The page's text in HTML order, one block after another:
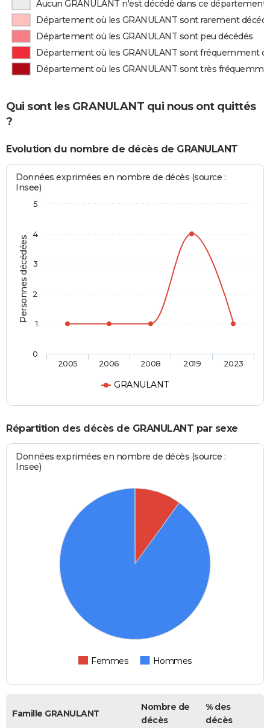
Aucun GRANULANT n'est décédé dans ce département
Département où les GRANULANT sont rarement
Département où les GRANULANT sont peu décédés
Département où les GRANULANT sont fréquemment
Département où les GRANULANT sont très
Qui sont les GRANULANT qui nous ont quittés
?
Evolution du nombre de décès de GRANULANT
Personnes décédées
Données exprimées en nombre de décès (source :
Insee)
GRANULANT
2005 2006 2008 2019 2023
0
1
2
3
4
5
Répartition des décès de GRANULANT par sexe
Données exprimées en nombre de décès (source :
Insee)
Femmes Hommes
Famille GRANULANT
Nombre de
décès
% des
décès